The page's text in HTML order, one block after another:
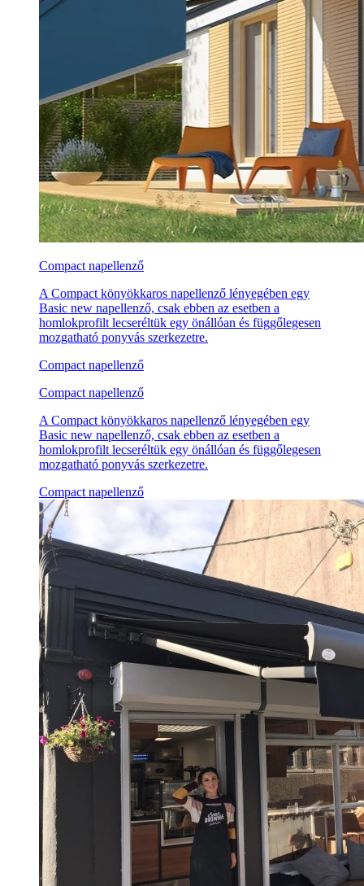
Compact napellenző
A Compact könyökkaros napellenző lényegében egy
Basic new napellenző, csak ebben az esetben a
homlokprofilt lecseréltük egy önállóan és függőlegesen
mozgatható ponyvás szerkezetre.
Compact napellenző
Compact napellenző
A Compact könyökkaros napellenző lényegében egy
Basic new napellenző, csak ebben az esetben a
homlokprofilt lecseréltük egy önállóan és függőlegesen
mozgatható ponyvás szerkezetre.
Compact napellenző